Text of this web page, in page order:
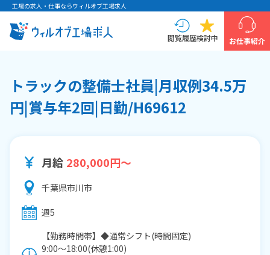
工場の求人・仕事ならウィルオブ工場求人
閲覧履歴検討中 お仕事紹介
トラックの整備士社員|月収例34.5万
円|賞与年2回|日勤/H69612
月給 280,000円～
千葉県市川市
週5
【勤務時間帯】◆通常シフト(時間固定)
9:00〜18:00(休憩1:00)